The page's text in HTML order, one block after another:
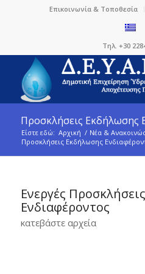
Επικοινωνία & Τοποθεσία
Τηλ. +30
Προσκλήσεις Εκδήλωσης
Είστε εδώ: Αρχική / Νέα &
Προσκλήσεις Εκδήλωσης
Ενεργές
Ενδιαφέροντος
κατεβάστε αρχεία